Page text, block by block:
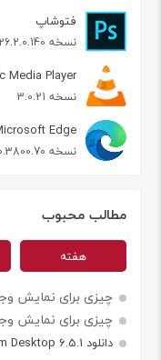
فتوشاپ
نسخه 26.2.0.140
Media Player
نسخه 3.0.21
Edge
نسخه 145.0.3800.70
مطالب محبوب
هفته
چیزی برای نمایش
چیزی برای نمایش
دانلود telegram Desktop 6.5.1 نرم افزار رایگان تلگرام دسکتاپ